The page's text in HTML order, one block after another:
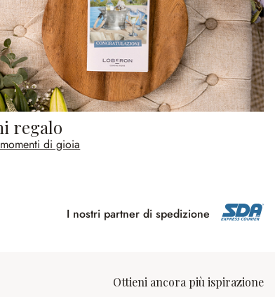
regalo
di gioia
I nostri partner di spedizione
Ottieni ancora più ispirazione